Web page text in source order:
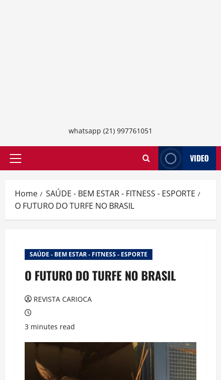
whatsapp (21) 997761051
Primary
VIDEO
Home
SAÚDE - BEM ESTAR - FITNESS - ESPORTE
O FUTURO DO TURFE NO BRASIL
SAÚDE - BEM ESTAR - FITNESS - ESPORTE
O FUTURO DO TURFE NO BRASIL
REVISTA CARIOCA
3 minutes read